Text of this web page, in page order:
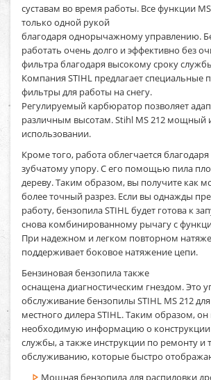
суставам во время работы. Все функции
только одной рукой
благодаря однорычажному управлению.
работать очень долго и эффективно без
фильтра благодаря высокому сроку
Компания STIHL предлагает специальные
фильтры для работы на снегу.
Регулируемый карбюратор позволяет
различным высотам. Stihl MS 212 мощный
использовании.
Кроме того, работа облегчается
зубчатому упору. С его помощью пила
дереву. Таким образом, вы получите как
более точный разрез. Если вы однажды
работу, бензопила STIHL будет готова к
снова комбинированному рычагу с
При надежном и легком повторном
поддерживает боковое натяжение цепи.
Бензиновая бензопила также
оснащена диагностическим гнездом. Это
обслуживание бензопилы STIHL MS 212
местного дилера STIHL. Таким образом, он
необходимую информацию о
службы, а также инструкции по ремонту и
обслуживанию, которые быстро
Мощная бензопила для распиловки